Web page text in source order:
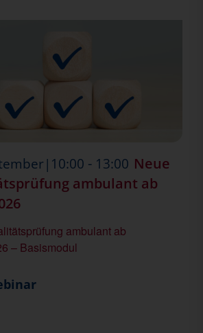
ambulant ab
– Basismodul
- 13:00 Neue
ambulant ab